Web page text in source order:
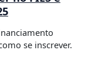
se inscrever.